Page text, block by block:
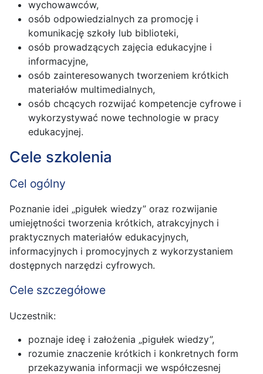
wychowawców,
osób odpowiedzialnych za promocję i
komunikację szkoły lub biblioteki,
osób prowadzących zajęcia edukacyjne i
informacyjne,
osób zainteresowanych tworzeniem krótkich
materiałów multimedialnych,
osób chcących rozwijać kompetencje cyfrowe i
wykorzystywać nowe technologie w pracy
edukacyjnej.
Cele szkolenia
Cel ogólny
Poznanie idei „pigułek wiedzy” oraz rozwijanie
umiejętności tworzenia krótkich, atrakcyjnych i
praktycznych materiałów edukacyjnych,
informacyjnych i promocyjnych z wykorzystaniem
dostępnych narzędzi cyfrowych.
Cele szczegółowe
Uczestnik:
poznaje ideę i założenia „pigułek wiedzy”,
rozumie znaczenie krótkich i konkretnych form
przekazywania informacji we współczesnej